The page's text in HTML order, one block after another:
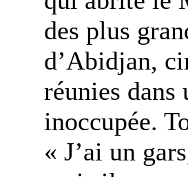
des plus
d’Abidjan,
réunies dans
inoccupée.
« J’ai un